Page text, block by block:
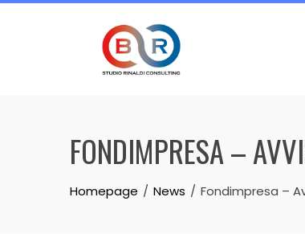
Skip
FONDIMPRESA –
Homepage News Fondimpresa –